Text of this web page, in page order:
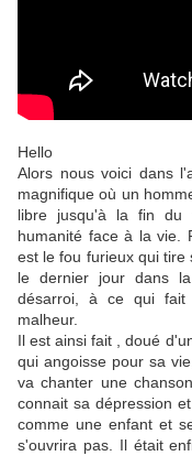
Hello
Alors nous voici dans
magnifique où un
libre jusqu'à la fin du
humanité face à la vie.
est le fou furieux qui tire
le dernier jour dans
désarroi, à ce qui
malheur.
Il est ainsi fait , doué
qui angoisse pour sa
va chanter une
connait sa dépression
comme une enfant et
s'ouvrira pas. Il était